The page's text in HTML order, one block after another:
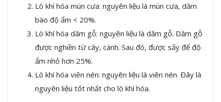
Lò khí hóa mùn cưa: nguyên liệu là mùn cưa, dăm
bào độ ẩm < 20%.
Lò khí hóa dăm gỗ: nguyên liệu là dăm gỗ. Dăm gỗ
được nghiền từ cây, cành. Sau đó, được sấy để độ
ẩm nhỏ hơn 25%.
Lò khí hóa viên nén: nguyên liệu là viên nén. Đây là
nguyên liệu tốt nhất cho lò khí hóa.